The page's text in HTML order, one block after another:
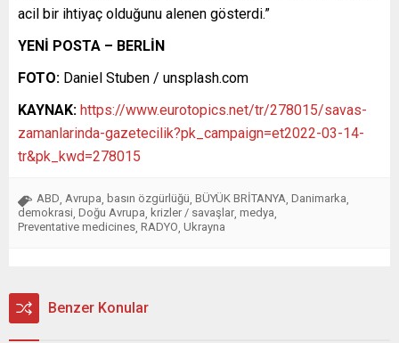
acil bir ihtiyaç olduğunu alenen gösterdi.”
YENİ POSTA – BERLİN
FOTO: Daniel Stuben / unsplash.com
KAYNAK: https://www.eurotopics.net/tr/278015/savas-
zamanlarinda-gazetecilik?pk_campaign=et2022-03-14-
tr&pk_kwd=278015
ABD Avrupa basın özgürlüğü BÜYÜK BRİTANYA Danimarka
demokrasi Doğu Avrupa krizler / savaşlar medya
Preventative medicines RADYO Ukrayna
Benzer Konular